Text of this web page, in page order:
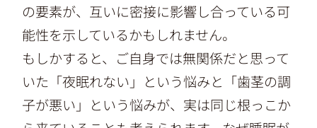
の要素が、互いに密接に影響し合っている可
能性を示しているかもしれません。
もしかすると、ご自身では無関係だと思って
いた「夜眠れない」という悩みと「歯茎の調
子が悪い」という悩みが、実は同じ根っこか